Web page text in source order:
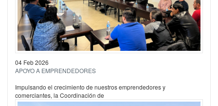
04 Feb 2026
APOYO A EMPRENDEDORES
Impulsando el crecimiento de nuestros emprendedores y
comerciantes, la Coordinación de